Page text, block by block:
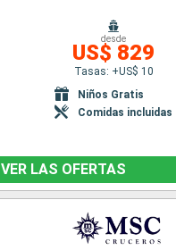
desde
US$ 829
Tasas: +US$ 10
Niños Gratis
Comidas incluidas
VER LAS OFERTAS